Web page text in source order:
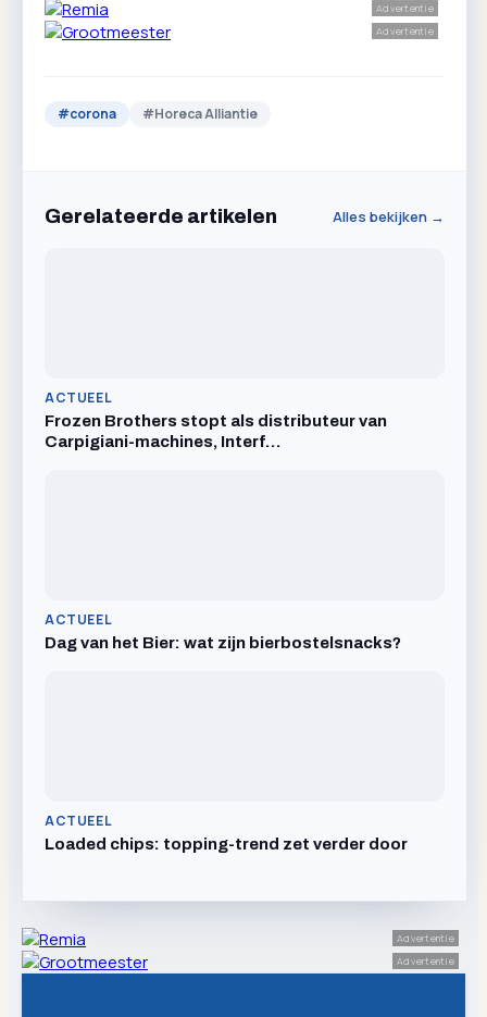
Advertentie
Advertentie
#corona #Horeca Alliantie
Gerelateerde artikelen Alles bekijken →
ACTUEEL
Frozen Brothers stopt als distributeur van
Carpigiani-machines, Interf…
ACTUEEL
Dag van het Bier: wat zijn bierbostelsnacks?
ACTUEEL
Loaded chips: topping-trend zet verder door
Advertentie
Advertentie